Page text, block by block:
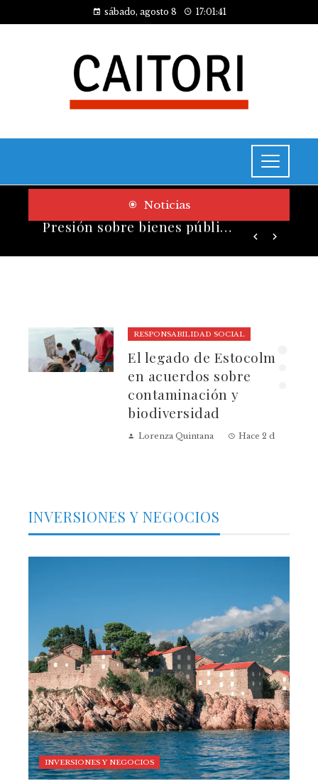
sábado, agosto 8 17:01:42
Noticias
Presión sobre bienes públicos y consecuencias fiscales del turismo en Montenegro
RESPONSABILIDAD SOCIAL
El legado de Estocolmo
en acuerdos sobre
contaminación y
biodiversidad
Lorenza Quintana Hace 2 días
INVERSIONES Y NEGOCIOS
INVERSIONES Y NEGOCIOS